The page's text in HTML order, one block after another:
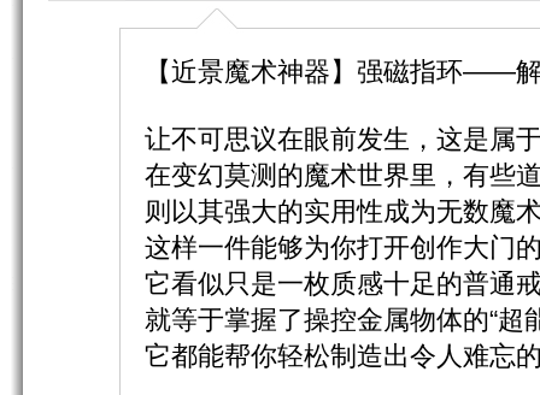
【近景魔术神器】强磁指环——
让不可思议在眼前发生，这是属
在变幻莫测的魔术世界里，有些
则以其强大的实用性成为无数魔
这样一件能够为你打开创作大门
它看似只是一枚质感十足的普通
就等于掌握了操控金属物体的“超
它都能帮你轻松制造出令人难忘